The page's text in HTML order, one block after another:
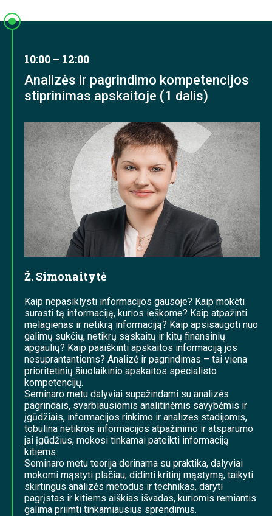
10:00 – 12:00
Analizės ir pagrindimo kompetencijos
stiprinimas apskaitoje (1 dalis)
Ž. Simonaitytė
Kaip nepasiklysti informacijos gausoje? Kaip mokėti
surasti tą informaciją, kurios ieškome? Kaip atpažinti
melagienas ir netikrą informaciją? Kaip apsisaugoti nuo
galimų sukčių, netikrų sąskaitų ir kitų finansinių
apgaulių? Kaip paaiškinti apskaitos informaciją jos
nesuprantantiems? Analizė ir pagrindimas – tai viena
prioritetinių šiuolaikinio apskaitos specialisto
kompetencijų.
Seminaro metu dalyviai supažindami su analizės
pagrindais, svarbiausiomis analitinėmis savybėmis ir
įgūdžiais, informacijos rinkimo ir analizės stadijomis,
tobulina netikros informacijos atpažinimo ir atsparumo
jai įgūdžius, mokosi tinkamai pateikti informaciją
kitiems.
Seminaro metu teorija derinama su praktika, dalyviai
mokomi mąstyti plačiau, didinti kritinį mąstymą, taikyti
skirtingus analizės metodus ir technikas, daryti
pagrįstas ir kitiems aiškias išvadas, kuriomis remiantis
galima priimti tinkamiausius sprendimus.